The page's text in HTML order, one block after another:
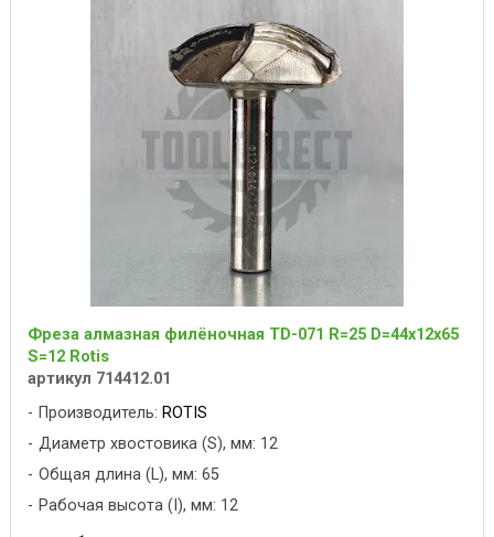
Фреза алмазная филёночная TD-071 R=25 D=44x12x65
S=12 Rotis
артикул 714412.01
Производитель: ROTIS
Диаметр хвостовика (S), мм: 12
Общая длина (L), мм: 65
Рабочая высота (I), мм: 12